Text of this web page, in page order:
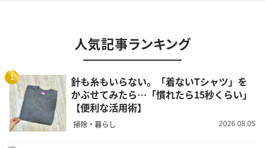
人気記事ランキング
1
針も糸もいらない。「着ないTシャツ」を
かぶせてみたら…「慣れたら15秒くらい」
【便利な活用術】
掃除・暮らし 2026.08.05